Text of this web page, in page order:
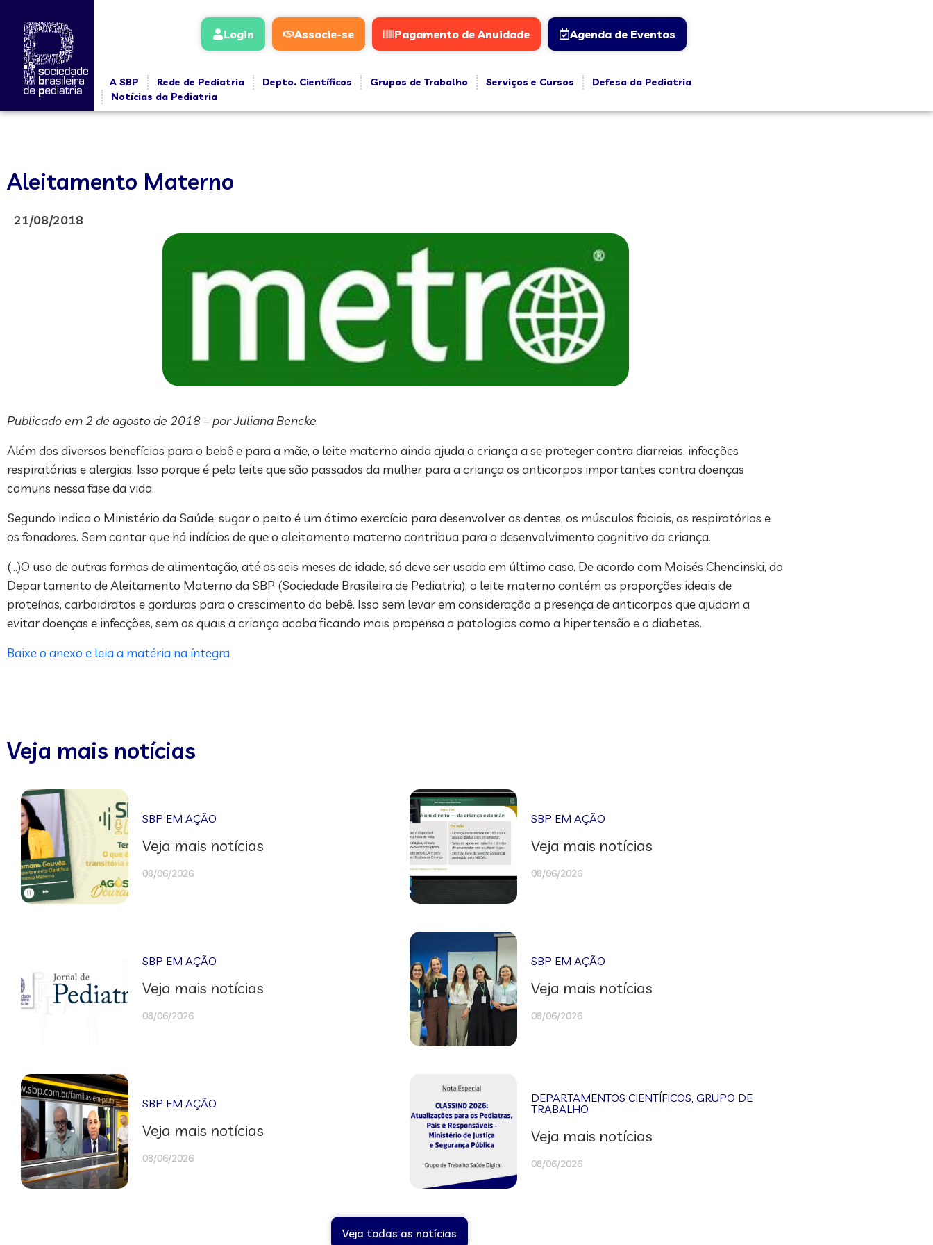
Login Associe-se Pagamento de Anuidade Agenda de Eventos
A SBP Rede de Pediatria Depto. Científicos Grupos de Trabalho Serviços e Cursos
Defesa da Pediatria
Notícias da Pediatria
Aleitamento Materno
21/08/2018
Publicado em 2 de agosto de 2018 – por Juliana Bencke
Além dos diversos benefícios para o bebê e para a mãe, o leite materno ainda ajuda a criança a se proteger contra diarreias, infecções
respiratórias e alergias. Isso porque é pelo leite que são passados da mulher para a criança os anticorpos importantes contra doenças
comuns nessa fase da vida.
Segundo indica o Ministério da Saúde, sugar o peito é um ótimo exercício para desenvolver os dentes, os músculos faciais, os respiratórios e
os fonadores. Sem contar que há indícios de que o aleitamento materno contribua para o desenvolvimento cognitivo da criança.
(…)O uso de outras formas de alimentação, até os seis meses de idade, só deve ser usado em último caso. De acordo com Moisés Chencinski, do
Departamento de Aleitamento Materno da SBP (Sociedade Brasileira de Pediatria), o leite materno contém as proporções ideais de
proteínas, carboidratos e gorduras para o crescimento do bebê. Isso sem levar em consideração a presença de anticorpos que ajudam a
evitar doenças e infecções, sem os quais a criança acaba ficando mais propensa a patologias como a hipertensão e o diabetes.
Baixe o anexo e leia a matéria na íntegra
Veja mais notícias
SBP EM AÇÃO
Veja mais notícias
08/06/2026
SBP EM AÇÃO
Veja mais notícias
08/06/2026
SBP EM AÇÃO
Veja mais notícias
08/06/2026
SBP EM AÇÃO
Veja mais notícias
08/06/2026
SBP EM AÇÃO
Veja mais notícias
08/06/2026
DEPARTAMENTOS CIENTÍFICOS,GRUPO DE
TRABALHO
Veja mais notícias
08/06/2026
Veja todas as notícias